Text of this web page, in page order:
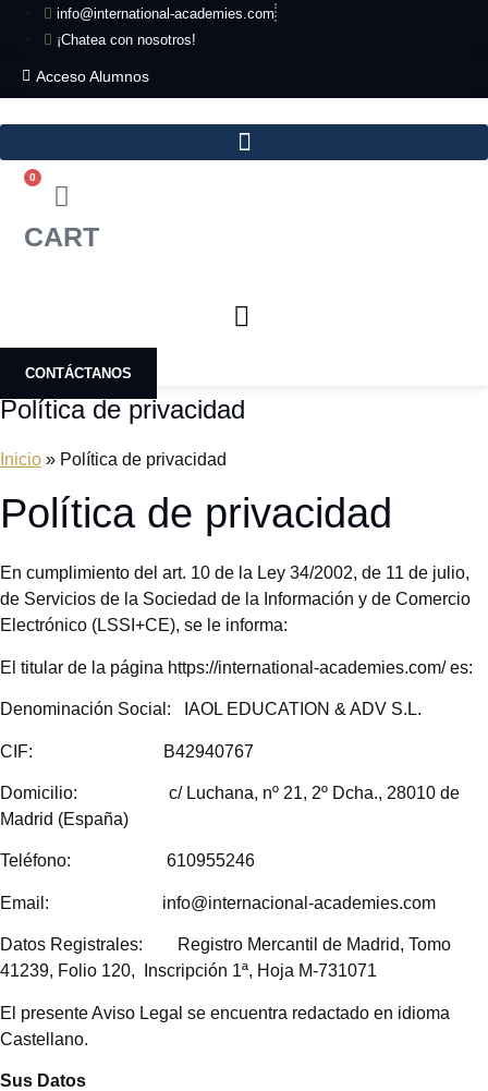
info@international-academies.com
¡Chatea con nosotros!
Acceso Alumnos
0
CART
CONTÁCTANOS
Política de privacidad
Inicio » Política de privacidad
Política de privacidad
En cumplimiento del art. 10 de la Ley 34/2002, de 11 de julio,
de Servicios de la Sociedad de la Información y de Comercio
Electrónico (LSSI+CE), se le informa:
El titular de la página https://international-academies.com/ es:
Denominación Social: IAOL EDUCATION & ADV S.L.
CIF: B42940767
Domicilio: c/ Luchana, nº 21, 2º Dcha., 28010 de
Madrid (España)
Teléfono: 610955246
Email: info@internacional-academies.com
Datos Registrales: Registro Mercantil de Madrid, Tomo
41239, Folio 120, Inscripción 1ª, Hoja M-731071
El presente Aviso Legal se encuentra redactado en idioma
Castellano.
Sus Datos